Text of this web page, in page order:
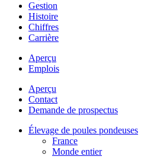
Gestion
Histoire
Chiffres
Carrière
Aperçu
Emplois
Aperçu
Contact
Demande de prospectus
Élevage de poules pondeuses
France
Monde entier